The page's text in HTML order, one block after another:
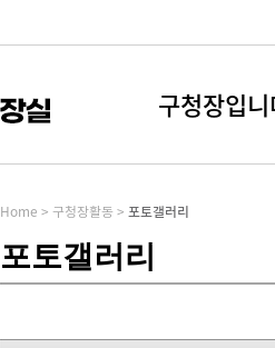
구청장입
포토갤러리
Home > 구청장활동 > 포토갤러리